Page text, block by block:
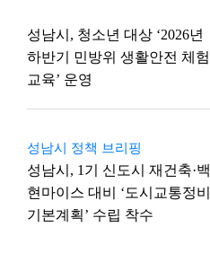
성남시, 청소년 대상 ‘2026년
하반기 민방위 생활안전 체험
교육’ 운영
성남시 정책 브리핑
성남시, 1기 신도시 재건축·백
현마이스 대비 ‘도시교통정비
기본계획’ 수립 착수